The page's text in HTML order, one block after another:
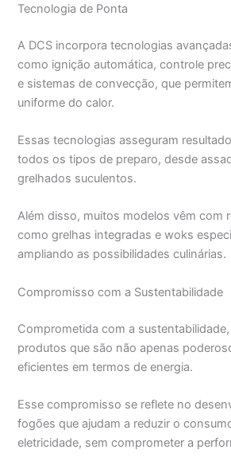
Tecnologia de Ponta
A DCS incorpora tecnologias
como ignição automática, controle
e sistemas de convecção, que
uniforme do calor.
Essas tecnologias asseguram
todos os tipos de preparo, desde
grelhados suculentos.
Além disso, muitos modelos vêm com
como grelhas integradas e woks
ampliando as possibilidades culinárias.
Compromisso com a Sustentabilidade
Comprometida com a
produtos que são não apenas
eficientes em termos de energia.
Esse compromisso se reflete no
fogões que ajudam a reduzir o
eletricidade, sem comprometer a